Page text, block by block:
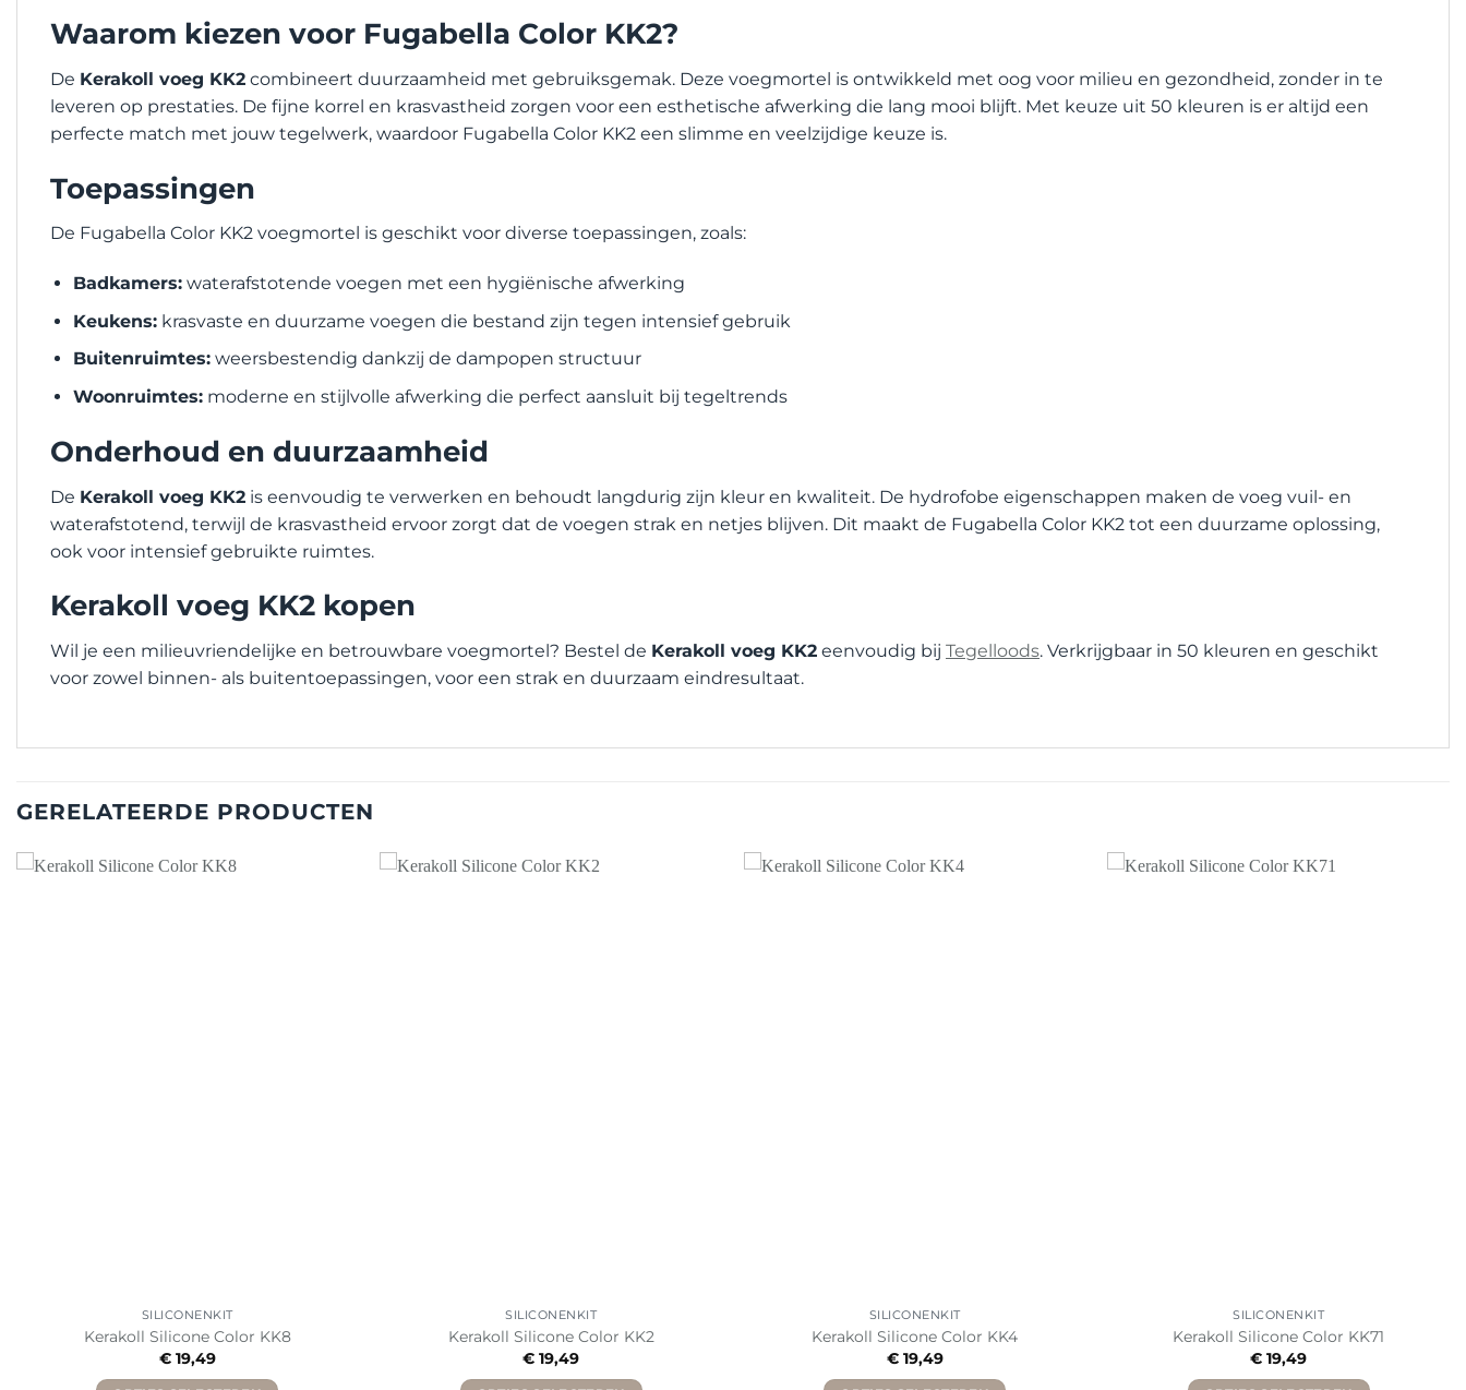
Waarom kiezen voor Fugabella Color KK2?
De Kerakoll voeg KK2 combineert duurzaamheid met gebruiksgemak. Deze voegmortel is ontwikkeld met oog voor milieu en gezondheid, zonder in te
leveren op prestaties. De fijne korrel en krasvastheid zorgen voor een esthetische afwerking die lang mooi blijft. Met keuze uit 50 kleuren is er altijd een
perfecte match met jouw tegelwerk, waardoor Fugabella Color KK2 een slimme en veelzijdige keuze is.
Toepassingen
De Fugabella Color KK2 voegmortel is geschikt voor diverse toepassingen, zoals:
Badkamers:waterafstotende voegen met een hygiënische afwerking
Keukens:krasvaste en duurzame voegen die bestand zijn tegen intensief gebruik
Buitenruimtes:weersbestendig dankzij de dampopen structuur
Woonruimtes:moderne en stijlvolle afwerking die perfect aansluit bij tegeltrends
Onderhoud en duurzaamheid
De Kerakoll voeg KK2 is eenvoudig te verwerken en behoudt langdurig zijn kleur en kwaliteit. De hydrofobe eigenschappen maken de voeg vuil- en
waterafstotend, terwijl de krasvastheid ervoor zorgt dat de voegen strak en netjes blijven. Dit maakt de Fugabella Color KK2 tot een duurzame oplossing,
ook voor intensief gebruikte ruimtes.
Kerakoll voeg KK2 kopen
Wil je een milieuvriendelijke en betrouwbare voegmortel? Bestel de Kerakoll voeg KK2 eenvoudig bij Tegelloods. Verkrijgbaar in 50 kleuren en geschikt
voor zowel binnen- als buitentoepassingen, voor een strak en duurzaam eindresultaat.
GERELATEERDE PRODUCTEN
SILICONENKIT
Kerakoll Silicone Color KK8
€19,49
SILICONENKIT
Kerakoll Silicone Color KK2
€ 19,49
SILICONENKIT
Kerakoll Silicone Color KK4
€19,49
SILICONENKIT
Kerakoll Silicone Color KK71
€ 19,49